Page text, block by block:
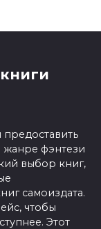
жанре фэнтези
выбор книг,
самоиздата.
чтобы
Этот